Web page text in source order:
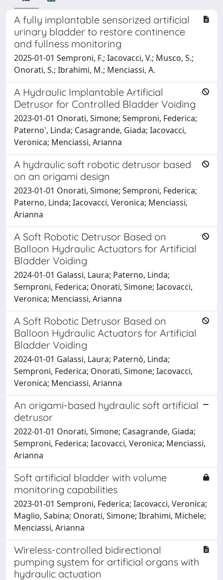
A fully implantable sensorized artificial
urinary bladder to restore continence
and fullness monitoring
2025-01-01 Semproni, F.; Iacovacci, V.; Musco, S.;
Onorati, S.; Ibrahimi, M.; Menciassi, A.
A Hydraulic Implantable Artificial
Detrusor for Controlled Bladder Voiding
2023-01-01 Onorati, Simone; Semproni, Federica;
Paterno', Linda; Casagrande, Giada; Iacovacci,
Veronica; Menciassi, Arianna
A hydraulic soft robotic detrusor based
on an origami design
2023-01-01 Onorati, Simone; Semproni, Federica;
Paterno, Linda; Iacovacci, Veronica; Menciassi,
Arianna
A Soft Robotic Detrusor Based on
Balloon Hydraulic Actuators for Artificial
Bladder Voiding
2024-01-01 Galassi, Laura; Paterno, Linda;
Semproni, Federica; Onorati, Simone; Iacovacci,
Veronica; Menciassi, Arianna
A Soft Robotic Detrusor Based on
Balloon Hydraulic Actuators for Artificial
Bladder Voiding
2024-01-01 Galassi, Laura; Paternò, Linda;
Semproni, Federica; Onorati, Simone; Iacovacci,
Veronica; Menciassi, Arianna
An origami-based hydraulic soft artificial
detrusor
2022-01-01 Onorati, Simone; Casagrande, Giada;
Semproni, Federica; Iacovacci, Veronica; Menciassi,
Arianna
Soft artificial bladder with volume
monitoring capabilities
2023-01-01 Semproni, Federica; Iacovacci, Veronica;
Maglio, Sabina; Onorati, Simone; Ibrahimi, Michele;
Menciassi, Arianna
Wireless-controlled bidirectional
pumping system for artificial organs with
hydraulic actuation